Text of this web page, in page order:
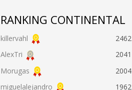
RANKING CONTINENTAL
killervahl
2462
AlexTri
2041
Morugas
2004
miguelalejandro
1962